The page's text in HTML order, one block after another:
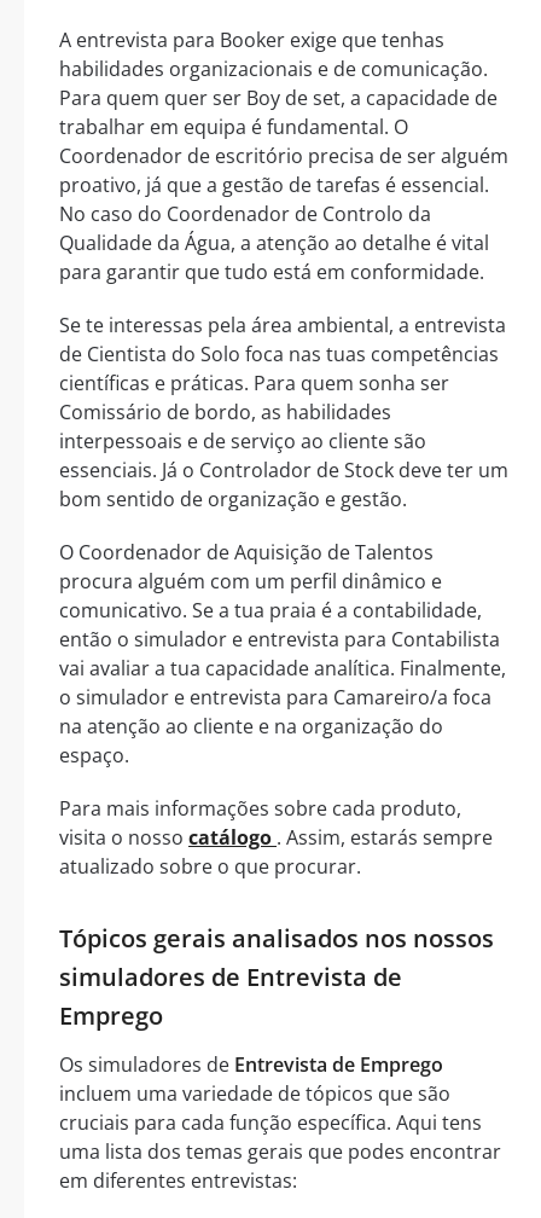
A entrevista para Booker exige que tenhas
habilidades organizacionais e de comunicação.
Para quem quer ser Boy de set, a capacidade de
trabalhar em equipa é fundamental. O
Coordenador de escritório precisa de ser alguém
proativo, já que a gestão de tarefas é essencial.
No caso do Coordenador de Controlo da
Qualidade da Água, a atenção ao detalhe é vital
para garantir que tudo está em conformidade.
Se te interessas pela área ambiental, a entrevista
de Cientista do Solo foca nas tuas competências
científicas e práticas. Para quem sonha ser
Comissário de bordo, as habilidades
interpessoais e de serviço ao cliente são
essenciais. Já o Controlador de Stock deve ter um
bom sentido de organização e gestão.
O Coordenador de Aquisição de Talentos
procura alguém com um perfil dinâmico e
comunicativo. Se a tua praia é a contabilidade,
então o simulador e entrevista para Contabilista
vai avaliar a tua capacidade analítica. Finalmente,
o simulador e entrevista para Camareiro/a foca
na atenção ao cliente e na organização do
espaço.
Para mais informações sobre cada produto,
visita o nosso catálogo . Assim, estarás sempre
atualizado sobre o que procurar.
Tópicos gerais analisados nos nossos
simuladores de Entrevista de
Emprego
Os simuladores de Entrevista de Emprego
incluem uma variedade de tópicos que são
cruciais para cada função específica. Aqui tens
uma lista dos temas gerais que podes encontrar
em diferentes entrevistas: